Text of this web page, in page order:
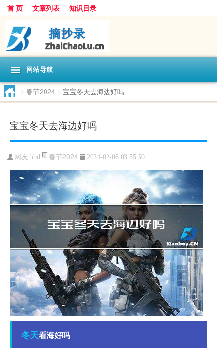
首 页 文章列表 知识目录
网站导航
> 春节2024 > 宝宝冬天去海边好吗
宝宝冬天去海边好吗
网友:bbd 春节2024 2024-02-06 03:55:50
冬天看海好吗